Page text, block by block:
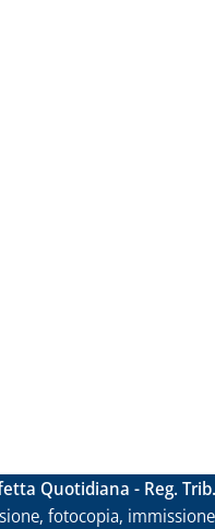
Quotidiana - Reg.
fotocopia,